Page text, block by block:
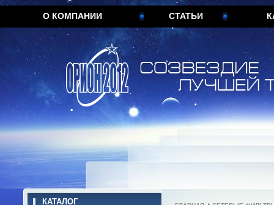
О КОМПАНИИ СТАТЬИ
КАТАЛОГ